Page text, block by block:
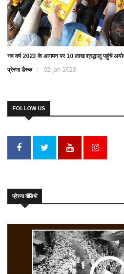
नव वर्ष 2023 के आगमन पर 10 लाख श्रद्धालु पहुंचे
प्रेरणा डैस्क 02-Jan-2023
FOLLOW US
प्रेरणा वीडियो